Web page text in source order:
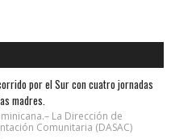
por el Sur con cuatro jornadas
madres.
La Dirección de
Comunitaria (DASAC)